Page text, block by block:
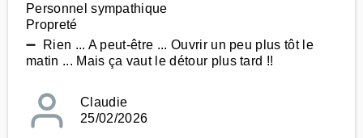
Personnel sympathique
Propreté
➖ Rien ... A peut-être ... Ouvrir un peu plus tôt le
matin ... Mais ça vaut le détour plus tard !!
Claudie
25/02/2026